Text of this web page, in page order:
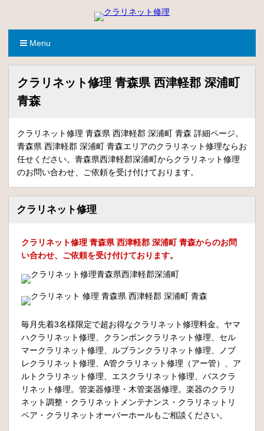
Menu
クラリネット修理 青森県 西津軽郡 深浦町
青森
クラリネット修理 青森県 西津軽郡 深浦町 青森 詳細ページ。
青森県 西津軽郡 深浦町 青森エリアのクラリネット修理ならお
任せください。青森県西津軽郡深浦町からクラリネット修理
のお問い合わせ、ご依頼を受け付けております。
クラリネット修理
クラリネット修理 青森県 西津軽郡 深浦町 青森からのお問
い合わせ、ご依頼を受け付けております。
毎月先着3名様限定で超お得なクラリネット修理料金。ヤマ
ハクラリネット修理、クランポンクラリネット修理、セル
マークラリネット修理、ルブランクラリネット修理、ノブ
レクラリネット修理、A管クラリネット修理（アー管）、ア
ルトクラリネット修理、エスクラリネット修理、バスクラ
リネット修理。管楽器修理・木管楽器修理。楽器のクラリ
ネット調整・クラリネットメンテナンス・クラリネットリ
ペア・クラリネットオーバーホールもご相談ください。